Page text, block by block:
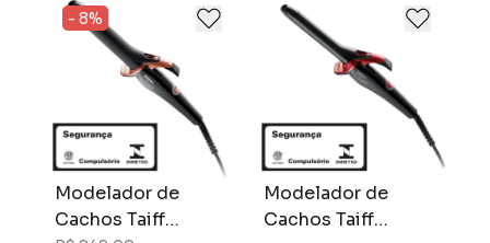
qualidade.
Taiff. Apaixonados por cabelos.
Modelador de
Cachos Taiff
- 8%
Modelador de
Cachos Taiff